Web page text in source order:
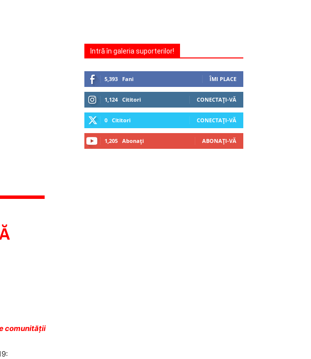
comunității
Intră în galeria suporterilor!
5,393 Fani ÎMI PLACE
1,124 Cititori CONECTAȚI-VĂ
0 Cititori CONECTAȚI-VĂ
1,205 Abonați ABONAȚI-VĂ